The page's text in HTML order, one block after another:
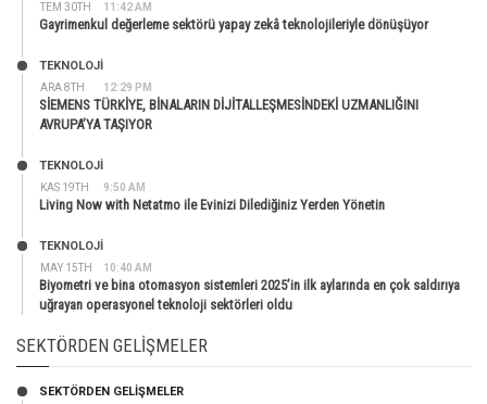
TEM 30TH 11:42 AM
Gayrimenkul değerleme sektörü yapay zekâ teknolojileriyle dönüşüyor
ARA 8TH 12:29 PM
TEKNOLOJİ
SİEMENS TÜRKİYE, BİNALARIN DİJİTALLEŞMESİNDEKİ UZMANLIĞINI
AVRUPA’YA TAŞIYOR
KAS 19TH 9:50 AM
TEKNOLOJİ
Living Now with Netatmo ile Evinizi Dilediğiniz Yerden Yönetin
MAY 15TH 10:40 AM
TEKNOLOJİ
Biyometri ve bina otomasyon sistemleri 2025’in ilk aylarında en çok saldırıya
uğrayan operasyonel teknoloji sektörleri oldu
SEKTÖRDEN GELIŞMELER
SEKTÖRDEN GELIŞMELER